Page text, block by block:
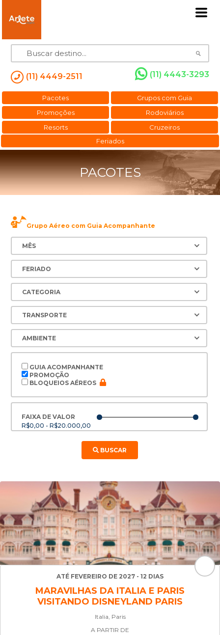
(11) 4449-2511 (11) 4443-3293
Pacotes
Grupos com Guia
Promoções
Rodoviários
Resorts
Cruzeiros
Feriados
PACOTES
Grupo Aéreo com Guia Acompanhante
GUIA ACOMPANHANTE
PROMOÇÃO
BLOQUEIOS AÉREOS
FAIXA DE VALOR
R$0,00 - R$20.000,00
BUSCAR
ATÉ FEVEREIRO DE 2027 - 12 DIAS
MARAVILHAS DA ITALIA E PARIS
VISITANDO DISNEYLAND PARIS
Italia, Paris
A PARTIR DE